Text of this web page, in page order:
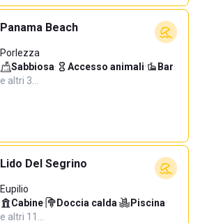
Panama Beach
Porlezza
Sabbiosa· Accesso animali· Bar·
e altri 3…
Lido Del Segrino
Eupilio
Cabine· Doccia calda· Piscina·
e altri 11…